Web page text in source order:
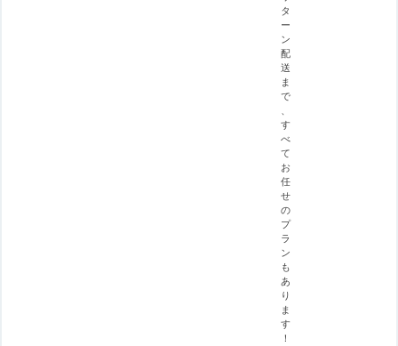
タ
ー
ン
配
送
ま
で
、
す
べ
て
お
任
せ
の
プ
ラ
ン
も
あ
り
ま
す
！